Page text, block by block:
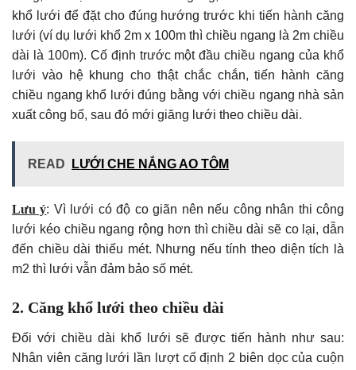
khổ lưới để đặt cho đúng hướng trước khi tiến hành căng
lưới (ví dụ lưới khổ 2m x 100m thì chiều ngang là 2m chiều
dài là 100m). Cố định trước một đầu chiều ngang của khổ
lưới vào hệ khung cho thật chắc chắn, tiến hành căng
chiều ngang khổ lưới đúng bằng với chiều ngang nhà sản
xuất công bố, sau đó mới giăng lưới theo chiều dài.
READ LƯỚI CHE NẮNG AO TÔM
Lưu ý: Vì lưới có độ co giãn nên nếu công nhân thi công
lưới kéo chiều ngang rộng hơn thì chiều dài sẽ co lại, dẫn
đến chiều dài thiếu mét. Nhưng nếu tính theo diện tích là
m2 thì lưới vẫn đảm bảo số mét.
2. Căng khổ lưới theo chiều dài
Đối với chiều dài khổ lưới sẽ được tiến hành như sau:
Nhân viên căng lưới lần lượt cố định 2 biên dọc của cuộn